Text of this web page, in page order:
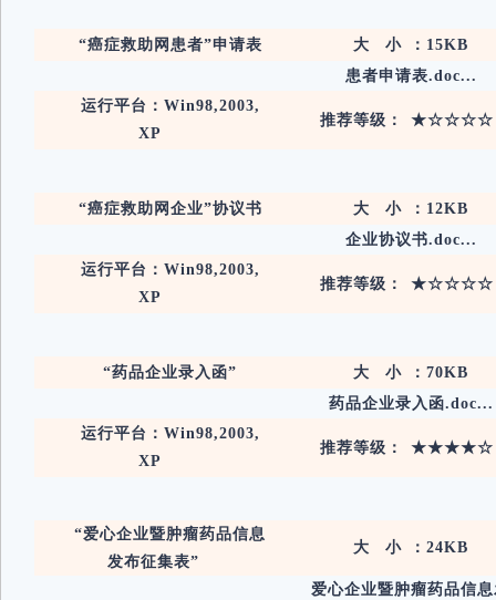
“癌症救助网患者”申请表
大 小 ：15KB
患者申请表.doc...
运行平台：Win98,2003,
XP
推荐等级：
“癌症救助网企业”协议书
大 小 ：12KB
企业协议书.doc...
运行平台：Win98,2003,
XP
推荐等级：
“药品企业录入函”
大 小 ：70KB
药品企业录入函.doc...
运行平台：Win98,2003,
XP
推荐等级：
“爱心企业暨肿瘤药品信息
发布征集表”
大 小 ：24KB
爱心企业暨肿瘤药品信息